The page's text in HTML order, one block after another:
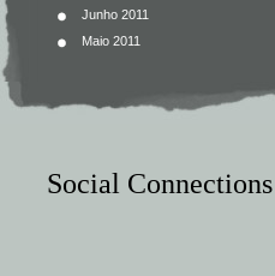
Junho 2011
Maio 2011
Social Connections